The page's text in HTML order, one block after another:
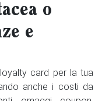
o
e
card per la tua
anche i costi da